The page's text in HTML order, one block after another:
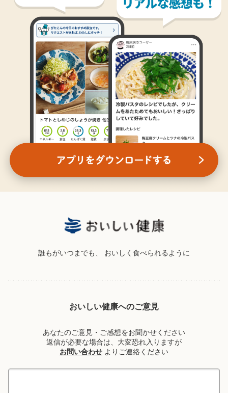
誰もがいつまでも、 おいしく食べられるように
おいしい健康へのご意見
あなたのご意見・ご感想をお聞かせください
返信が必要な場合は、大変恐れ入りますが
お問い合わせ よりご連絡ください